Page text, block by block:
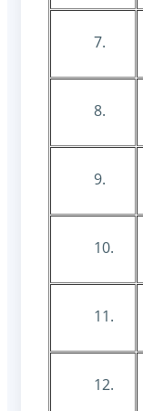
7.
8.
9.
10.
11.
12.